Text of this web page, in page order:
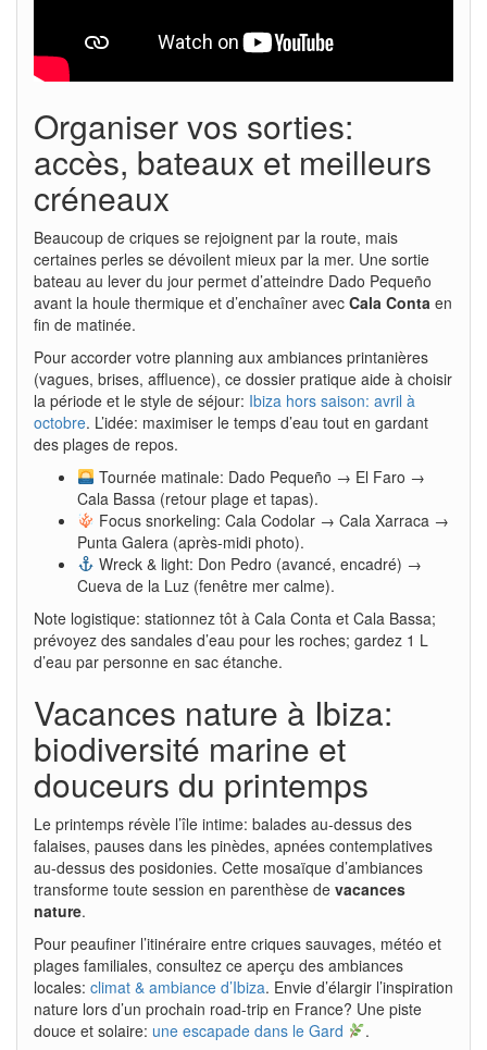
Organiser vos sorties:
accès, bateaux et meilleurs
créneaux
Beaucoup de criques se rejoignent par la route, mais
certaines perles se dévoilent mieux par la mer. Une sortie
bateau au lever du jour permet d’atteindre Dado Pequeño
avant la houle thermique et d’enchaîner avec Cala Conta en
fin de matinée.
Pour accorder votre planning aux ambiances printanières
(vagues, brises, affluence), ce dossier pratique aide à choisir
la période et le style de séjour: Ibiza hors saison: avril à
octobre. L’idée: maximiser le temps d’eau tout en gardant
des plages de repos.
Tournée matinale: Dado Pequeño → El Faro →
Cala Bassa (retour plage et tapas).
Focus snorkeling: Cala Codolar → Cala Xarraca →
Punta Galera (après-midi photo).
Wreck & light: Don Pedro (avancé, encadré) →
Cueva de la Luz (fenêtre mer calme).
Note logistique: stationnez tôt à Cala Conta et Cala Bassa;
prévoyez des sandales d’eau pour les roches; gardez 1 L
d’eau par personne en sac étanche.
Vacances nature à Ibiza:
biodiversité marine et
douceurs du printemps
Le printemps révèle l’île intime: balades au-dessus des
falaises, pauses dans les pinèdes, apnées contemplatives
au-dessus des posidonies. Cette mosaïque d’ambiances
transforme toute session en parenthèse de vacances
nature.
Pour peaufiner l’itinéraire entre criques sauvages, météo et
plages familiales, consultez ce aperçu des ambiances
locales: climat & ambiance d’Ibiza. Envie d’élargir l’inspiration
nature lors d’un prochain road-trip en France? Une piste
douce et solaire: une escapade dans le Gard
.